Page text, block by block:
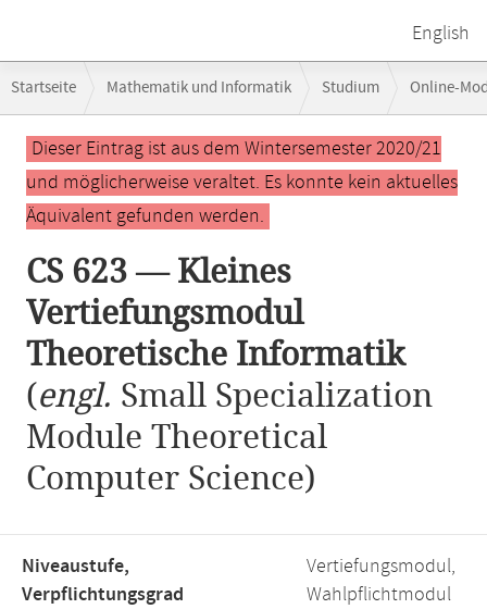
English
Navigation
Startseite Mathematik und Informatik Studium Online-
CS 623 — Kleines Vertiefungsmodul Theoretische Informatik
Hauptinhalt
Dieser Eintrag ist aus dem Wintersemester 2020/21
und möglicherweise veraltet. Es konnte kein aktuelles
Äquivalent gefunden werden.
CS 623 — Kleines
Vertiefungsmodul
Theoretische Informatik
(engl. Small Specialization
Module Theoretical
Computer Science)
Niveaustufe,
Verpflichtungsgrad
Vertiefungsmodul,
Wahlpflichtmodul